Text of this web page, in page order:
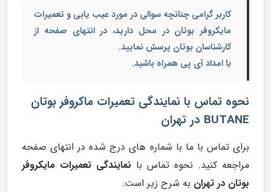
کاربر گرامی چنانچه سوالی در مورد عیب یابی و تعمیرات
مایکروفر بوتان در محل دارید، در انتهای صفحه از
کارشناسان بوتان پرسش نمایید.
با امداد آی پی همراه باشید.
نحوه تماس با نمایندگی تعمیرات ماکروفر بوتان
BUTANE در تهران
برای تماس با ما با شماره های درج شده در انتهای صفحه
مراجعه کنید. نحوه تماس با نمایندگی تعمیرات مایکروفر
بوتان در تهران به شرح زیر است: